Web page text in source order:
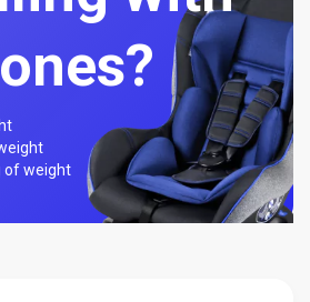
of weight